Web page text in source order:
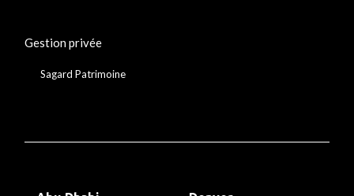
Gestion privée
Sagard Patrimoine